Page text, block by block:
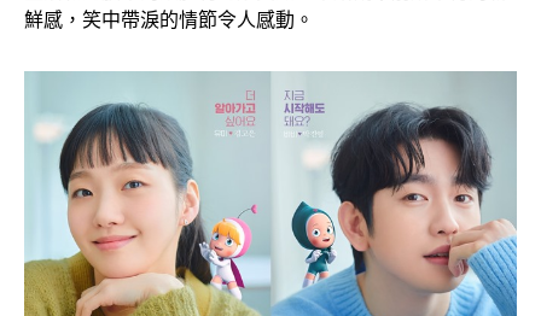
鮮感，笑中帶淚的情節令人感動。